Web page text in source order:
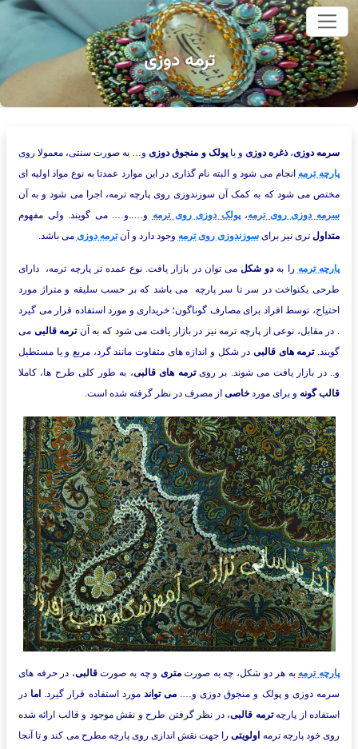
اصلی
ترمه دوزی
سرمه دوزی،ذغره دوزی و یاپولک و منجوق دوزیو… به صورت سنتی، معمولا روی
پارچه ترمه انجام می شود و البته نام گذاری در این موارد عمدتا به نوع مواد اولیه ای
مختص می شود که به کمک آن سوزندوزی روی پارچه ترمه، اجرا می شود و به آن
سرمه دوزی روی ترمه،پولک دوزی روی ترمه و…..و…. می گویند. ولی مفهوم
متداول تری نیز برایسوزندوزی روی ترمه وجود دارد و آنترمه دوزی می باشد.
پارچه ترمه را بهدو شکلمی توان در بازار یافت. نوع عمده تر پارچه ترمه، دارای
طرحی یکنواخت در سر تا سر پارچه می باشد که بر حسب سلیقه و متراژ مورد
احتیاج، توسط افراد برای مصارف گوناگون؛ خریداری و مورد استفاده قرار می گیرد
. در مقابل، نوعی از پارچه ترمه نیز در بازار یافت می شود که به آنترمه قالبی می
گویند.ترمه های قالبی در شکل و اندازه های متفاوت مانند گرد، مربع و یا مستطیل
و.. در بازار یافت می شوند. بر رویترمه های قالبی، به طور کلی طرح ها، کاملا
قالب گونه و برای موردخاصی از مصرف در نظر گرفته شده است.
پارچه ترمه به هر دو شکل، چه به صورتمتری و چه به صورتقالبی، در حرفه های
سرمه دوزی و پولک و منجوق دوزی و….می تواند مورد استفاده قرار گیرد. اما در
استفاده از پارچهترمه قالبی، در نظر گرفتن طرح و نقش موجود و قالب ارائه شده
روی خود پارچه ترمه اولویتیرا جهت نقش اندازی روی پارچه مطرح می کند و تا آنجا